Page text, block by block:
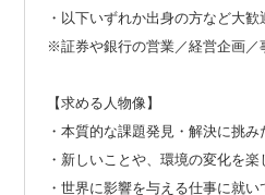
・以下いずれか出身の方など大歓
※証券や銀行の営業／経営企画／
【求める人物像】
・本質的な課題発見・解決に挑み
・新しいことや、環境の変化を楽
・世界に影響を与える仕事に就い